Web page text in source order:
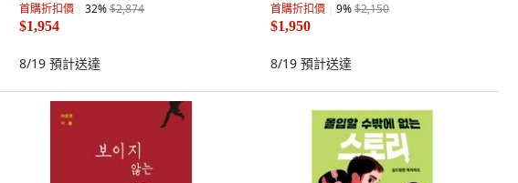
首購折扣價 32%$2,874
$1,954
8/19 預計送達
首購折扣價 9%$2,150
$1,950
8/19 預計送達